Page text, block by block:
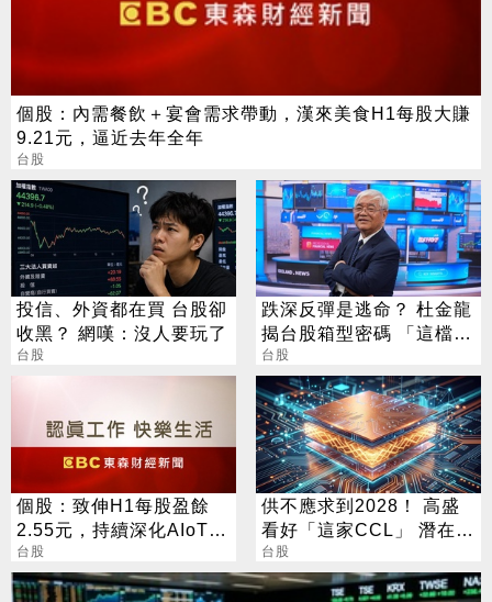
個股：內需餐飲＋宴會需求帶動，漢來美食H1每股大賺
9.21元，逼近去年全年
台股
投信、外資都在買 台股卻
收黑？ 網嘆：沒人要玩了
台股
跌深反彈是逃命？ 杜金龍
揭台股箱型密碼 「這檔」
手腳要快
台股
個股：致伸H1每股盈餘
2.55元，持續深化AIoT、
AI智慧監控、機器人與車
用佈局
台股
供不應求到2028！ 高盛
看好「這家CCL」 潛在漲
幅171%
台股